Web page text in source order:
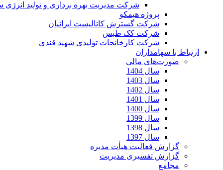
شرکت مدیریت بهره برداری و تولید انرژی
پروژه هیمکو
شرکت گسترش کاتالیست ایرانیان
شرکت کک طبس
شرکت کارخانجات تولیدی شهید قندی
ارتباط با سهامداران
صورت‌های مالی
سال 1404
سال 1403
سال 1402
سال 1401
سال 1400
سال 1399
سال 1398
سال 1397
گزارش فعالیت هیأت مدیره
گزارش تفسیری مدیریت
مجامع